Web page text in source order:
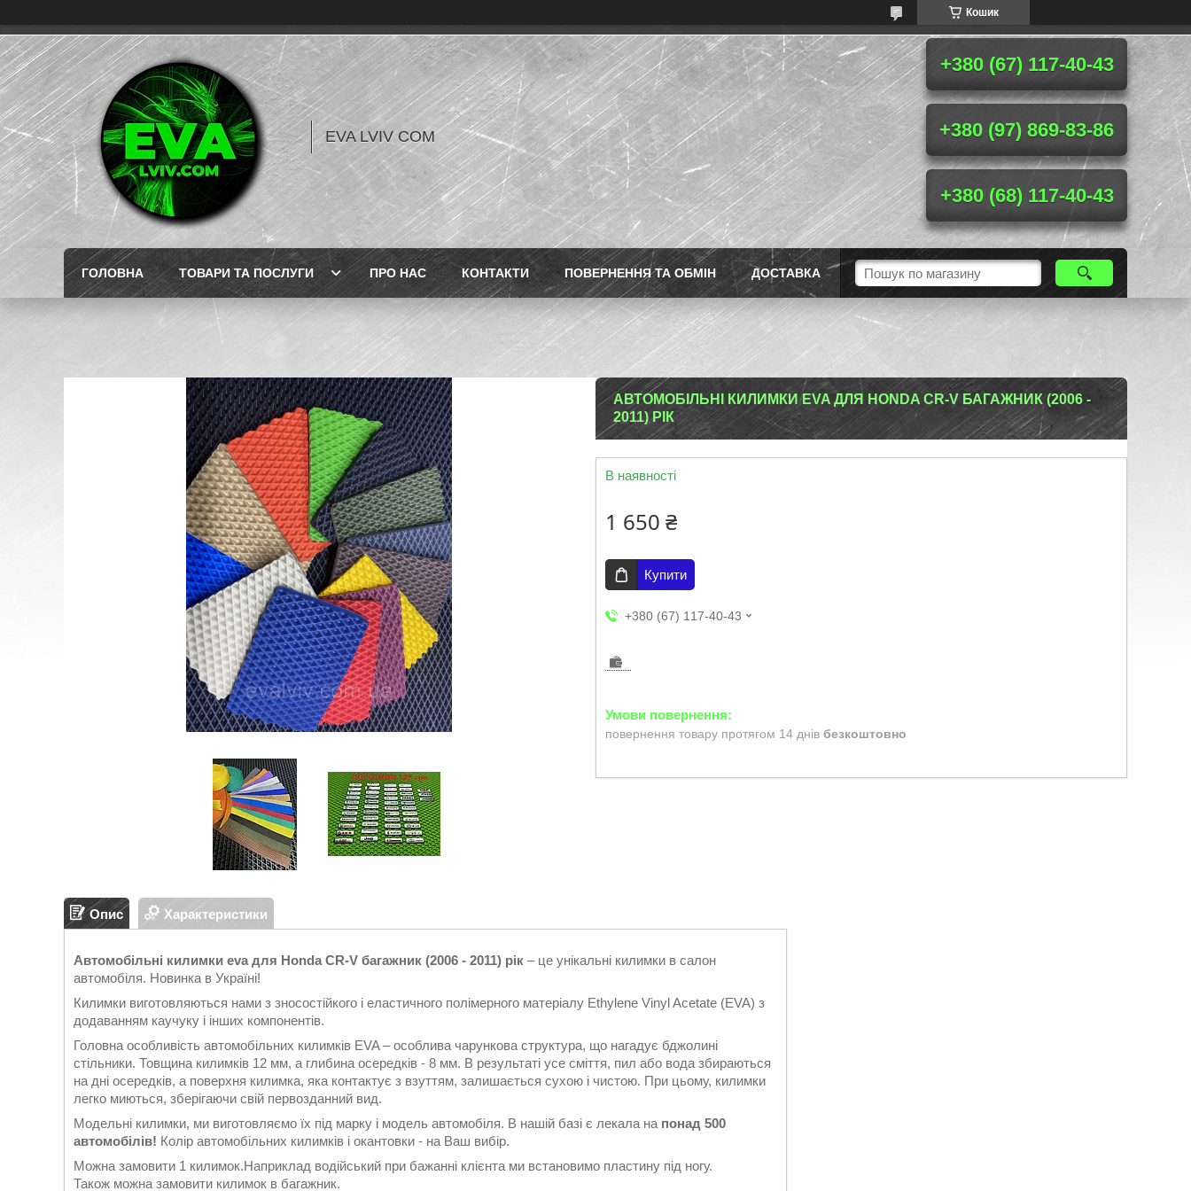
Кошик
EVA LVIV COM
+380 (67) 117-40-43
+380 (97) 869-83-86
+380 (68) 117-40-43
ГОЛОВНА ТОВАРИ ТА ПОСЛУГИ ПРО НАС КОНТАКТИ ПОВЕРНЕННЯ ТА ОБМІН ДОСТАВКА
АВТОМОБІЛЬНІ КИЛИМКИ EVA ДЛЯ HONDA CR-V БАГАЖНИК (2006 -
2011) РІК
В наявності
1 650 ₴
Купити
+380 (67) 117-40-43
повернення товару протягом 14 днів безкоштовно
Опис Характеристики
Автомобільні килимки eva для Honda CR-V багажник (2006 - 2011) рік – це унікальні килимки в салон
автомобіля. Новинка в Україні!
Килимки виготовляються нами з зносостійкого і еластичного полімерного матеріалу Ethylene Vinyl Acetate (EVA) з
додаванням каучуку і інших компонентів.
Головна особливість автомобільних килимків EVA – особлива чарункова структура, що нагадує бджолині
стільники. Товщина килимків 12 мм, а глибина осередків - 8 мм. В результаті усе сміття, пил або вода збираються
на дні осередків, а поверхня килимка, яка контактує з взуттям, залишається сухою і чистою. При цьому, килимки
легко миються, зберігаючи свій первозданний вид.
Модельні килимки, ми виготовляємо їх під марку і модель автомобіля. В нашій базі є лекала на понад 500
автомобілів! Колір автомобільних килимків і окантовки - на Ваш вибір.
Можна замовити 1 килимок.Наприклад водійський при бажанні клієнта ми встановимо пластину під ногу.
Також можна замовити килимок в багажник.